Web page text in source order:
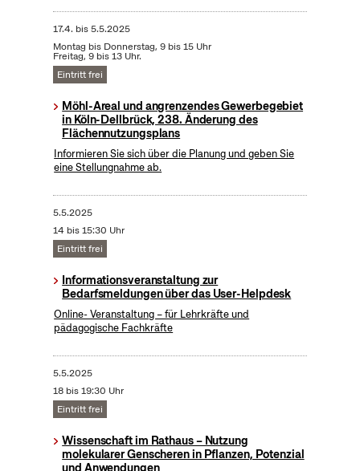
17.4. bis5.5.2025
Montag bis Donnerstag, 9 bis 15 Uhr
Freitag, 9 bis 13 Uhr.
Eintritt frei
Möhl-Areal und angrenzendes Gewerbegebiet
in Köln-Dellbrück, 238. Änderung des
Flächennutzungsplans
Informieren Sie sich über die Planung und geben Sie
eine Stellungnahme ab.
5.5.2025
14 bis 15:30 Uhr
Eintritt frei
Informationsveranstaltung zur
Bedarfsmeldungen über das User-Helpdesk
Online- Veranstaltung – für Lehrkräfte und
pädagogische Fachkräfte
5.5.2025
18 bis 19:30 Uhr
Eintritt frei
Wissenschaft im Rathaus – Nutzung
molekularer Genscheren in Pflanzen, Potenzial
und Anwendungen